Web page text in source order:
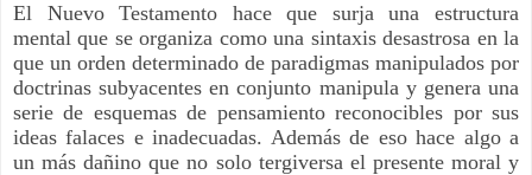
El Nuevo Testamento hace que surja una estructura
mental que se organiza como una sintaxis desastrosa en la
que un orden determinado de paradigmas manipulados por
doctrinas subyacentes en conjunto manipula y genera una
serie de esquemas de pensamiento reconocibles por sus
ideas falaces e inadecuadas. Además de eso hace algo a
un más dañino que no solo tergiversa el presente moral y